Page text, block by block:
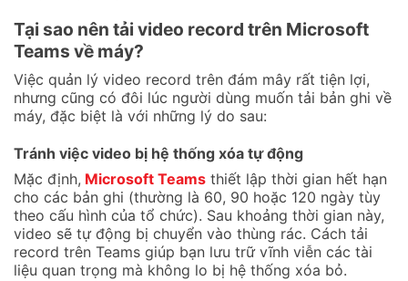
Tại sao nên tải video record trên Microsoft
Teams về máy?
Việc quản lý video record trên đám mây rất tiện lợi,
nhưng cũng có đôi lúc người dùng muốn tải bản ghi về
máy, đặc biệt là với những lý do sau:
Tránh việc video bị hệ thống xóa tự động
Mặc định, Microsoft Teams thiết lập thời gian hết hạn
cho các bản ghi (thường là 60, 90 hoặc 120 ngày tùy
theo cấu hình của tổ chức). Sau khoảng thời gian này,
video sẽ tự động bị chuyển vào thùng rác. Cách tải
record trên Teams giúp bạn lưu trữ vĩnh viễn các tài
liệu quan trọng mà không lo bị hệ thống xóa bỏ.